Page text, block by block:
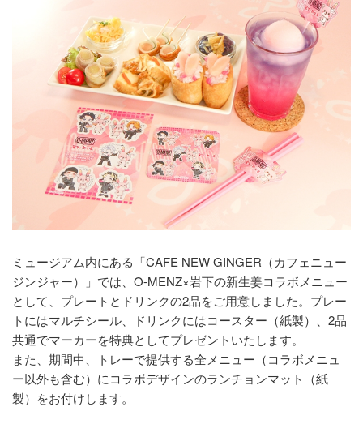
ミュージアム内にある「CAFE NEW GINGER（カフェニュー
ジンジャー）」では、O-MENZ×岩下の新生姜コラボメニュー
として、プレートとドリンクの2品をご用意しました。プレー
トにはマルチシール、ドリンクにはコースター（紙製）、2品
共通でマーカーを特典としてプレゼントいたします。
また、期間中、トレーで提供する全メニュー（コラボメニュ
ー以外も含む）にコラボデザインのランチョンマット（紙
製）をお付けします。